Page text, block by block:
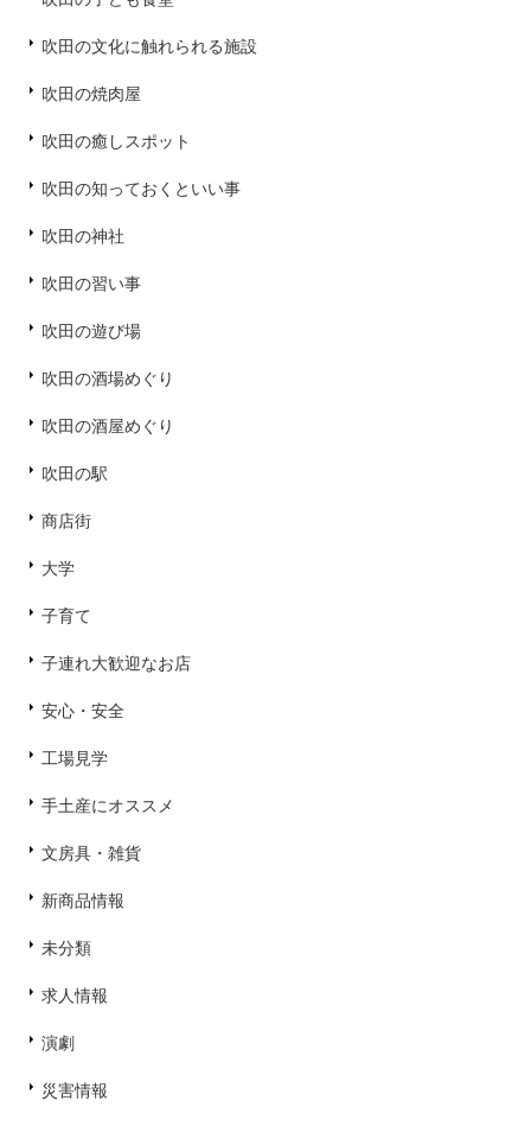
吹田の文化に触れられる施設
吹田の焼肉屋
吹田の癒しスポット
吹田の知っておくといい事
吹田の神社
吹田の習い事
吹田の遊び場
吹田の酒場めぐり
吹田の酒屋めぐり
吹田の駅
商店街
大学
子育て
子連れ大歓迎なお店
安心・安全
工場見学
手土産にオススメ
文房具・雑貨
新商品情報
未分類
求人情報
演劇
災害情報